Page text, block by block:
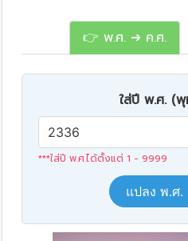
👉 พ.ศ. ➔ ค.ศ.
ใส่ปี พ.ศ. (
***ใส่ปี พ.ศ.ได้ตั้งแต่ 1 - 9999
แปลง พ.ศ.